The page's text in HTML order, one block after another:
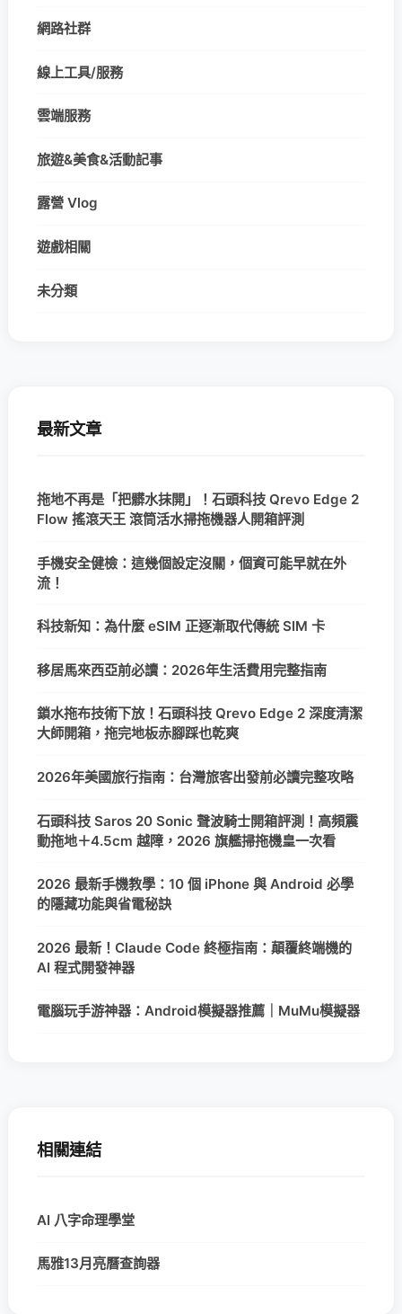
網路社群
線上工具/服務
雲端服務
旅遊&美食&活動記事
露營 Vlog
遊戲相關
未分類
最新文章
拖地不再是「把髒水抹開」！石頭科技 Qrevo Edge 2
Flow 搖滾天王 滾筒活水掃拖機器人開箱評測
手機安全健檢：這幾個設定沒關，個資可能早就在外
流！
科技新知：為什麼 eSIM 正逐漸取代傳統 SIM 卡
移居馬來西亞前必讀：2026年生活費用完整指南
鎖水拖布技術下放！石頭科技 Qrevo Edge 2 深度清潔
大師開箱，拖完地板赤腳踩也乾爽
2026年美國旅行指南：台灣旅客出發前必讀完整攻略
石頭科技 Saros 20 Sonic 聲波騎士開箱評測！高頻震
動拖地＋4.5cm 越障，2026 旗艦掃拖機皇一次看
2026 最新手機教學：10 個 iPhone 與 Android 必學
的隱藏功能與省電秘訣
2026 最新！Claude Code 終極指南：顛覆終端機的
AI 程式開發神器
電腦玩手游神器：Android模擬器推薦｜MuMu模擬器
相關連結
AI 八字命理學堂
馬雅13月亮曆查詢器